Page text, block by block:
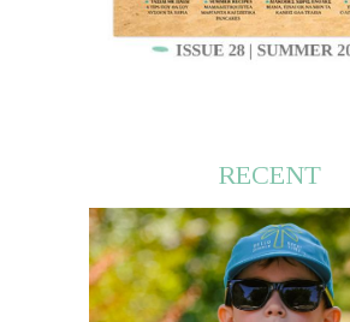
RECENT